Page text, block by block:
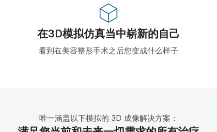
在3D模拟仿真当中崭新的自己
看到在美容整形手术之后您变成什么样子
唯一涵盖以下模拟的 3D 成像解决方案：